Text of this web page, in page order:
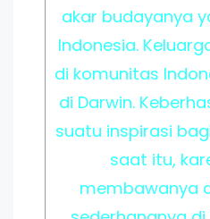
akar budayanya
Indonesia.
di komunitas
di Darwin.
suatu inspirasi
saat itu,
membawanya